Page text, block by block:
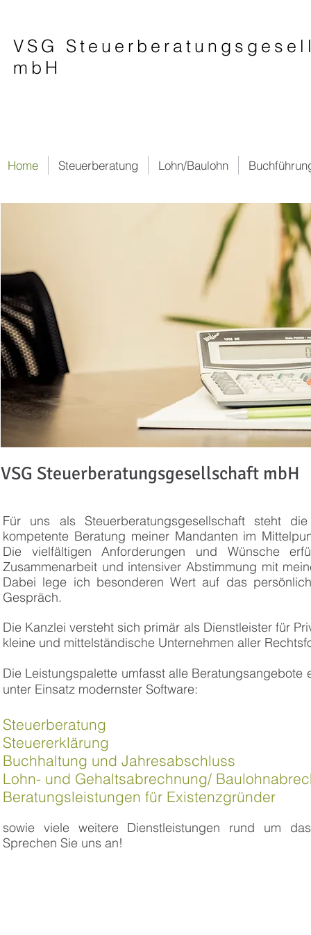
VSG
mbH
Für uns als Steuerberatungsgesellschaft steht
kompetente Beratung meiner Mandanten im
Die vielfältigen Anforderungen und Wünsche
Zusammenarbeit und intensiver Abstimmung mit
Dabei lege ich besonderen Wert auf das
Gespräch.
Die Kanzlei versteht sich primär als Dienstleister für
kleine und mittelständische Unternehmen aller
Die Leistungspalette umfasst alle Beratungsangebote
unter Einsatz modernster Software:
Steuerberatung
Steuererklärung
Buchhaltung und Jahresabschluss
Lohn- und Gehaltsabrechnung/
Beratungsleistungen für Existenzgründer
sowie viele weitere Dienstleistungen rund um
Sprechen Sie uns an!
VSG Steuerberatungsgesellschaft mbH
Home Steuerberatung Lohn/Baulohn